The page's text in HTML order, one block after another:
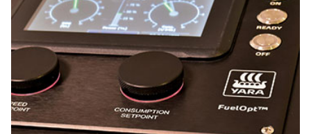
INDUSTRIA
RICERCA
ECONOMIA
TURISMO